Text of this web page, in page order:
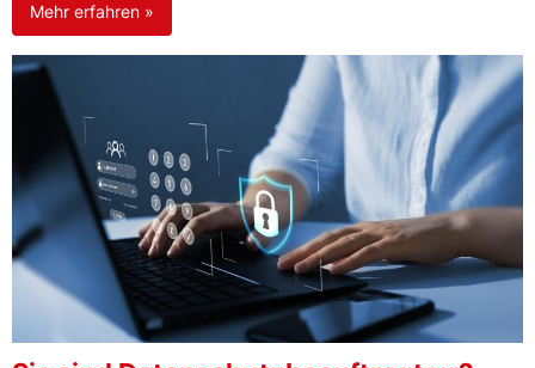
Mehr erfahren »